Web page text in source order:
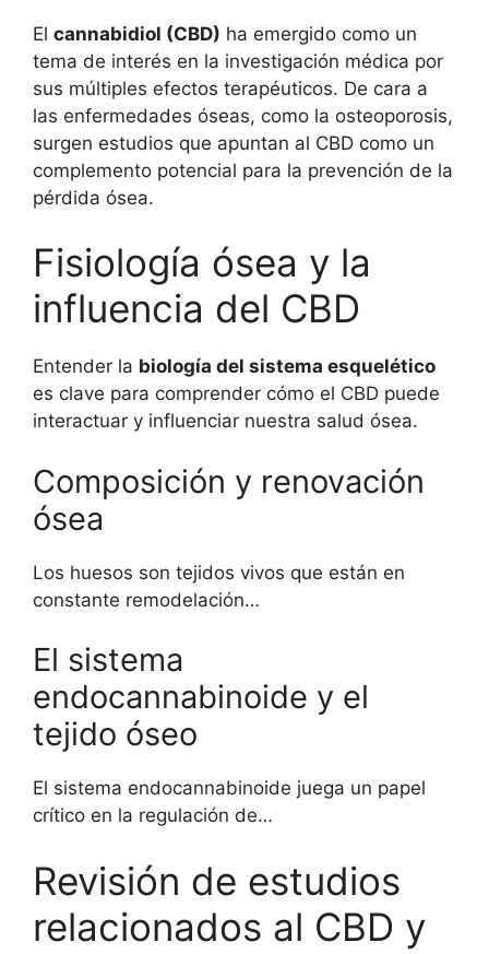
El cannabidiol (CBD) ha emergido como un
tema de interés en la investigación médica por
sus múltiples efectos terapéuticos. De cara a
las enfermedades óseas, como la osteoporosis,
surgen estudios que apuntan al CBD como un
complemento potencial para la prevención de la
pérdida ósea.
Fisiología ósea y la
influencia del CBD
Entender la biología del sistema esquelético
es clave para comprender cómo el CBD puede
interactuar y influenciar nuestra salud ósea.
Composición y renovación
ósea
Los huesos son tejidos vivos que están en
constante remodelación…
El sistema
endocannabinoide y el
tejido óseo
El sistema endocannabinoide juega un papel
crítico en la regulación de…
Revisión de estudios
relacionados al CBD y